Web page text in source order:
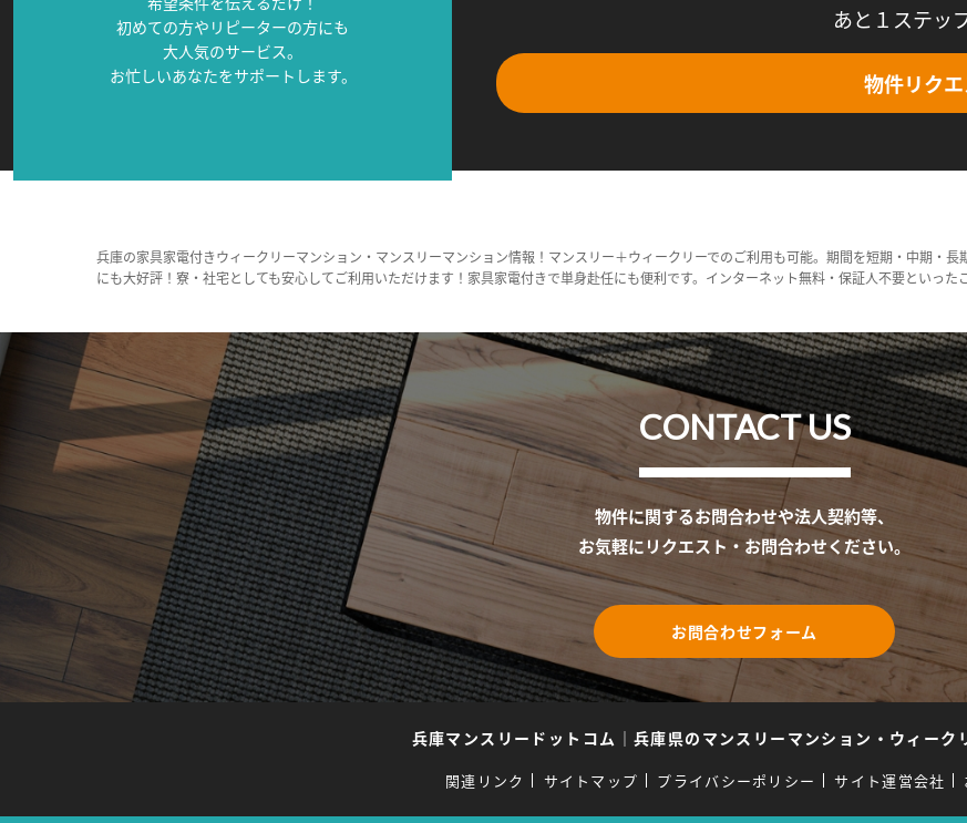
初めての方やリピーターの方にも
大人気のサービス。
お忙しいあなたをサポートします。
あと１ステッ
物件リク
兵庫の家具家電付きウィークリーマンション・マンスリーマンション情報！マンスリー＋ウィークリーでのご利用も可能。期間を短期・中期・
にも大好評！寮・社宅としても安心してご利用いただけます！家具家電付きで単身赴任にも便利です。インターネット無料・保証人不要といった
CONTACT US
物件に関するお問合わせや法人契約等、
お気軽にリクエスト・お問合わせください。
お問合わせフォーム
兵庫マンスリードットコム ｜ 兵庫県のマンスリーマンション・ウィーク
関連リンク サイトマップ プライバシーポリシー サイト運営会社